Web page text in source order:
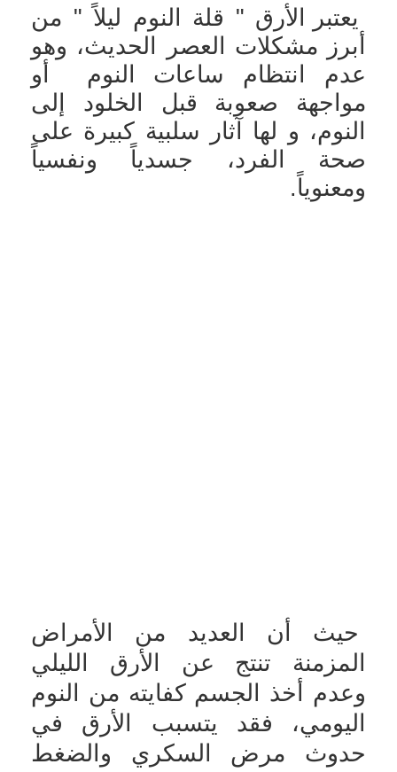
يعتبر الأرق " قلة النوم ليلاً " من
أبرز مشكلات العصر الحديث، وهو
عدم انتظام ساعات النوم أو
مواجهة صعوبة قبل الخلود إلى
النوم، و لها آثار سلبية كبيرة على
صحة الفرد، جسدياً ونفسياً
ومعنوياً.
حيث أن العديد من الأمراض
المزمنة تنتج عن الأرق الليلي
وعدم أخذ الجسم كفايته من النوم
اليومي، فقد يتسبب الأرق في
حدوث مرض السكري والضغط